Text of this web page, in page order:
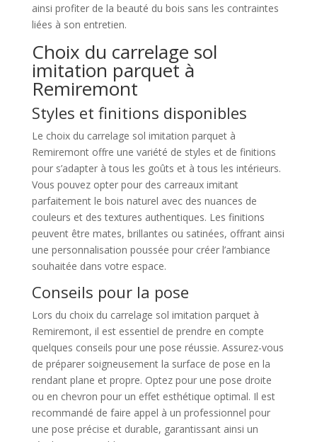
ainsi profiter de la beauté du bois sans les contraintes
liées à son entretien.
Choix du carrelage sol
imitation parquet à
Remiremont
Styles et finitions disponibles
Le choix du carrelage sol imitation parquet à
Remiremont offre une variété de styles et de finitions
pour s’adapter à tous les goûts et à tous les intérieurs.
Vous pouvez opter pour des carreaux imitant
parfaitement le bois naturel avec des nuances de
couleurs et des textures authentiques. Les finitions
peuvent être mates, brillantes ou satinées, offrant ainsi
une personnalisation poussée pour créer l’ambiance
souhaitée dans votre espace.
Conseils pour la pose
Lors du choix du carrelage sol imitation parquet à
Remiremont, il est essentiel de prendre en compte
quelques conseils pour une pose réussie. Assurez-vous
de préparer soigneusement la surface de pose en la
rendant plane et propre. Optez pour une pose droite
ou en chevron pour un effet esthétique optimal. Il est
recommandé de faire appel à un professionnel pour
une pose précise et durable, garantissant ainsi un